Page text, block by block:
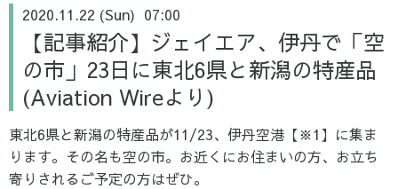
2020.11.22 (Sun) 07:00
【記事紹介】ジェイエア、伊丹で「空
の市」23日に東北6県と新潟の特産品
(Aviation Wireより)
東北6県と新潟の特産品が11/23、伊丹空港【※1】に集ま
ります。その名も空の市。お近くにお住まいの方、お立ち
寄りされるご予定の方はぜひ。